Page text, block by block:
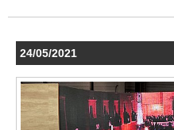
24/05/2021